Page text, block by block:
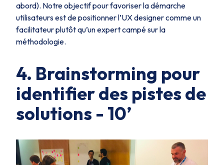
abord). Notre objectif pour favoriser la démarche
utilisateurs est de positionner l’UX designer comme un
facilitateur plutôt qu’un expert campé sur la
méthodologie.
4. Brainstorming pour
identifier des pistes de
solutions - 10’